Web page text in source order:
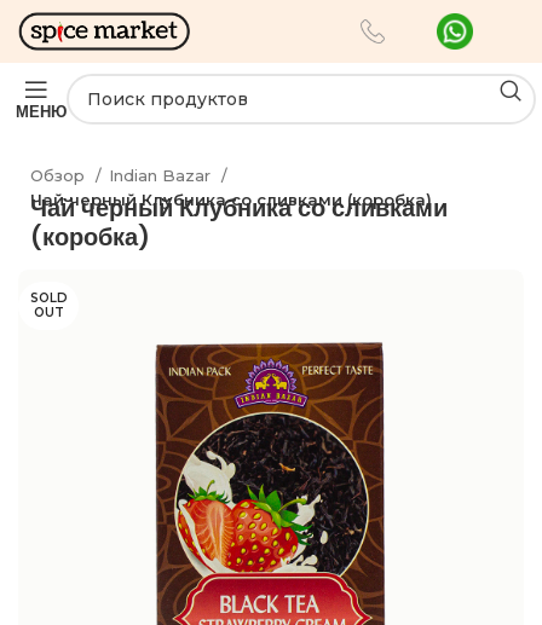
МЕНЮ
Обзор
Indian Bazar
Чай черный Клубника со сливками (коробка)
Чай черный Клубника со сливками
(коробка)
SOLD
OUT